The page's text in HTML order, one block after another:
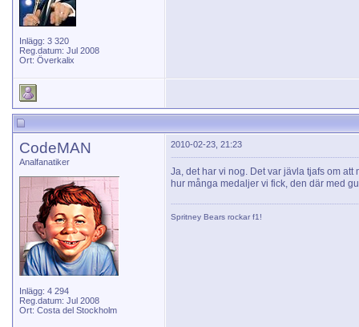
Inlägg: 3 320
Reg.datum: Jul 2008
Ort: Överkalix
CodeMAN
Analfanatiker
Inlägg: 4 294
Reg.datum: Jul 2008
Ort: Costa del Stockholm
2010-02-23, 21:23
Ja, det har vi nog. Det var jävla tjafs om
hur många medaljer vi fick, den där med
Spritney Bears rockar f1!